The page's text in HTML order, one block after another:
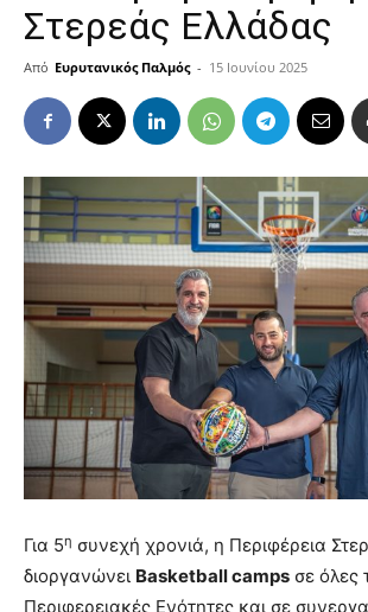
Στερεάς Ελλάδας
Από Ευρυτανικός Παλμός - 15 Ιουνίου 2025
Για 5η συνεχή χρονιά, η Περιφέρεια
διοργανώνει Basketballcamps σε όλες
Περιφερειακές Ενότητες και σε